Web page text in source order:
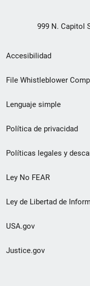
999 N. Capitol
Menú
de
de
pie
de
página
Accesibilidad
File Whistleblower
Lenguaje simple
Política de privacidad
Políticas legales y
Ley No FEAR
Ley de Libertad de
USA.gov
Justice.gov